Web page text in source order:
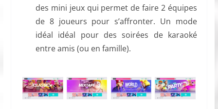
des mini jeux qui permet de faire 2 équipes
de 8 joueurs pour s’affronter. Un mode
idéal idéal pour des soirées de karaoké
entre amis (ou en famille).